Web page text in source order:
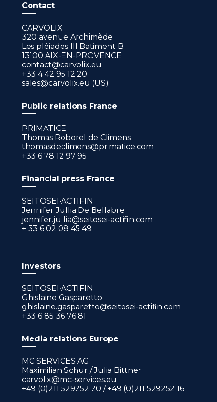
Contact
CARVOLIX
320 avenue Archimède
Les pléiades III Batiment B
13100 AIX-EN-PROVENCE
contact@carvolix.eu
+33 4 42 95 12 20
sales@carvolix.eu (US)
Public relations France
PRIMATICE
Thomas Roborel de Climens
thomasdeclimens@primatice.com
+33 6 78 12 97 95
Financial press France
SEITOSEI•ACTIFIN
Jennifer Jullia De Bellabre
jennifer.jullia@seitosei-actifin.com
+ 33 6 02 08 45 49
Investors
SEITOSEI•ACTIFIN
Ghislaine Gasparetto
ghislaine.gasparetto@seitosei-actifin.com
+33 6 85 36 76 81
Media relations Europe
MC SERVICES AG
Maximilian Schur / Julia Bittner
carvolix@mc-services.eu
+49 (0)211 529252 20 / +49 (0)211 529252 16